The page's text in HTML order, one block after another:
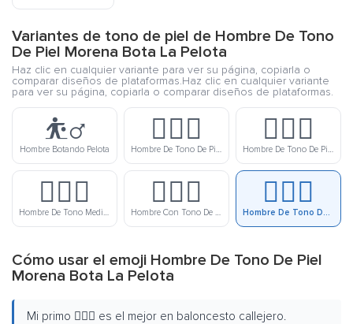
Variantes de tono de piel de Hombre De Tono
De Piel Morena Bota La Pelota
Haz clic en cualquier variante para ver su página, copiarla o
comparar diseños de plataformas.Haz clic en cualquier variante
para ver su página, copiarla o comparar diseños de plataformas.
⛹️‍♂️
Hombre Botando Pelota
⛹🏻‍♂️
Hombre De Tono De Piel Claro Bota La Pelota
⛹🏼‍♂️
Hombre De Tono De Piel Medio Claro Bota La Pelota
⛹🏽‍♂️
Hombre De Tono Medio De Piel Bota La Pelota
⛹🏾‍♂️
Hombre Con Tono De Piel Medio Morena Bota La Pelota
⛹🏿‍♂️
Hombre De Tono De Piel Morena Bota La Pelota
Cómo usar el emoji Hombre De Tono De Piel
Morena Bota La Pelota
Mi primo ⛹🏿‍♂️ es el mejor en baloncesto callejero.